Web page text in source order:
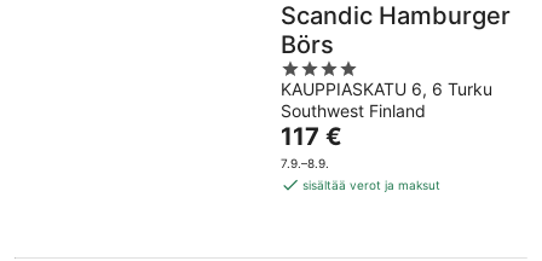
Scandic Hamburger
Börs
4
out
of
5
KAUPPIASKATU 6, 6 Turku
Southwest Finland
Hinta
on
117 €
117 €
7.9.–8.9.
sisältää verot ja maksut